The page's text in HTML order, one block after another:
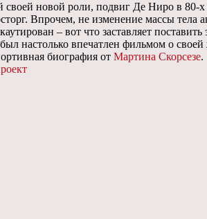
своей новой роли, подвиг Де Ниро в
Впрочем, не изменение массы
– вот что заставляет
настолько впечатлен фильмом о
биография от Мартина Скорсезе.